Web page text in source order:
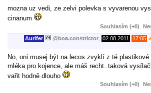
mozna uz vedi, ze zelvi polevka s vyvarenou
cinanum
Souhlasím (+0)
Aurifer @boa.constrictor 02.08.2011 17:05
No, oni musej být na lecos zvyklí z té plastikové
mléka pro kojence, ale máš recht..taková
vařit hodně dlouho
Souhlasím (+0)